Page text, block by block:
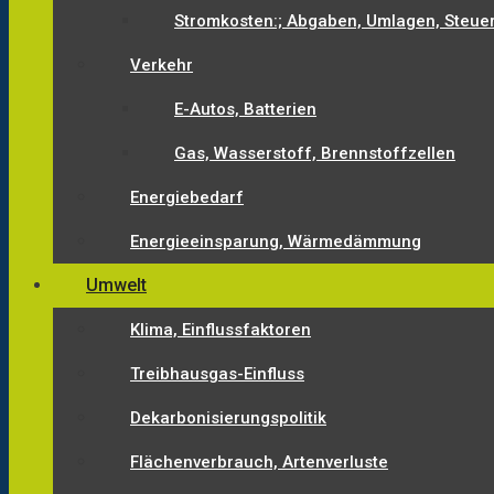
Stromkosten:; Abgaben, Umlagen,
Verkehr
E-Autos, Batterien
Gas, Wasserstoff, Brennstoffzellen
Energiebedarf
Energieeinsparung, Wärmedämmung
Umwelt
Klima, Einflussfaktoren
Treibhausgas-Einfluss
Dekarbonisierungspolitik
Flächenverbrauch, Artenverluste